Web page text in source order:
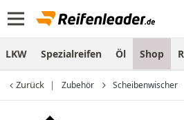
LKW Spezialreifen Öl Shop
Zurück Zubehör Scheibenwischer